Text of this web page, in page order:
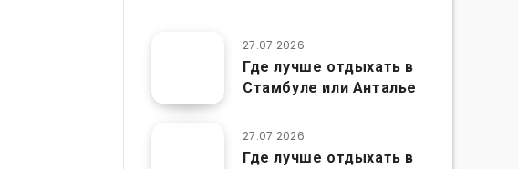
27.07.2026
Где лучше отдыхать в
Стамбуле или Анталье
27.07.2026
Где лучше отдыхать в